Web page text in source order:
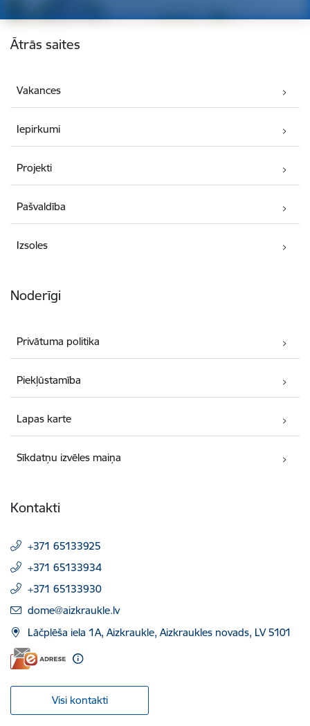
Kājene
Ātrās saites
Vakances
Iepirkumi
Projekti
Pašvaldība
Izsoles
Noderīgi
Privātuma politika
Piekļūstamība
Lapas karte
Sīkdatņu izvēles maiņa
Kontakti
+371 65133925
+371 65133934
+371 65133930
E-pasts:
dome@aizkraukle.lv
Lāčplēša iela 1A, Aizkraukle, Aizkraukles novads, LV 5101
Visi kontakti